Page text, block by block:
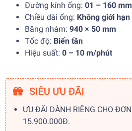
Đường kính ống: 01 – 160 mm
Chiều dài ống: Không giới hạn
Băng nhám: 940 × 50 mm
Tốc độ: Biến tần
Hiệu suất: 0 – 10 m/phút
SIÊU ƯU ĐÃI
ƯU ĐÃI DÀNH RIÊNG CHO
15.900.000Đ.